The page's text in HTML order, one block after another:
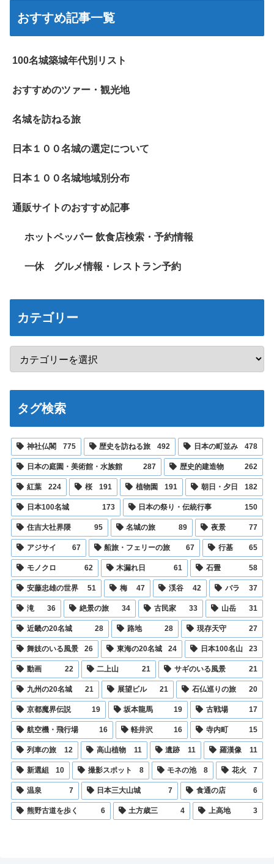
おすすめ記事一覧
100名城築城年代別リスト
おすすめのツァー・観光地
名城を訪ねる旅
日本１００名城の選定について
日本１００名城地域別分布
通販サイトのおすすめ記事
ホットペッパー 飲食店検索・予約情報
一休 グルメ情報・レストラン予約
カテゴリー
タグ検索
神社仏閣 775 歴史を訪ねる旅 492 日本の町並み 478
日本の庭園・美術館・水族館 287 歴史的建造物 262
紅葉 224 桜 191 植物園 191 朝日・夕日 182
日本100名城 173 日本の祭り・伝統行事 150
住吉大社界隈 95 名城の旅 89 夜景 77
アジサイ 67 船旅・フェリーの旅 67 行基 65
モノクロ 62 木漏れ日 61 石畳 58
安藤忠雄の世界 51 梅 47 渓谷 42 バラ 37
滝 36 絶景の旅 34 古民家 33 山岳 31
近畿の20名城 28 路地 28 現存天守 27
舞妓のいる風景 26 東海の20名城 24 日本100名山 23
動画 22 二上山 21 サギのいる風景 21
九州の20名城 21 展望ビル 21 石仏巡りの旅 20
京都魔界伝説 19 坂本龍馬 19 古戦場 17
航空機・飛行場 16 軽井沢 16 寺内町 15
列車の旅 12 高山植物 11 遺跡 11 羅漢像 11
新選組 10 撮影スポット 8 モネの池 8 花火 7
温泉 7 日本三大山城 7 食通の店 6
熊野古道を歩く 6 土方歳三 4 上高地 3